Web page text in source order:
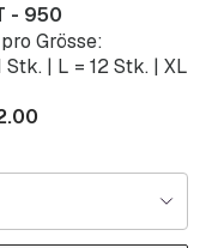
- 950
Grösse:
Stk. | L = 12 Stk. | XL